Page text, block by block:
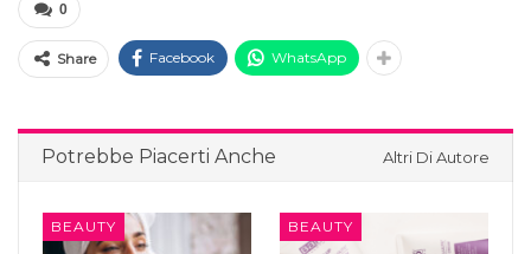
0
Share Facebook WhatsApp
Potrebbe Piacerti Anche Altri Di Autore
BEAUTY BEAUTY